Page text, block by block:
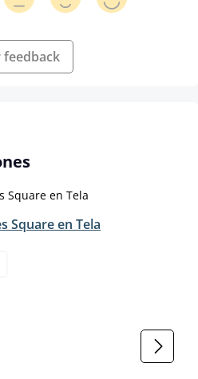
feedback
Square en Tela